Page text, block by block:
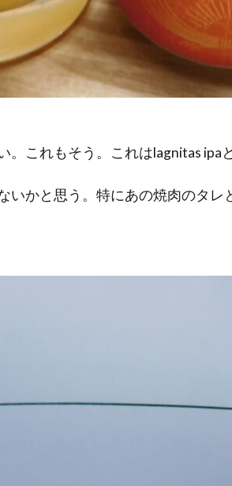
これもそう。これはlagnitas ipa
いかと思う。特にあの焼肉のタ